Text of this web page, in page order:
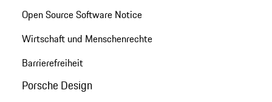
Open Source Software Notice
Wirtschaft und Menschenrechte
Barrierefreiheit
Porsche Design